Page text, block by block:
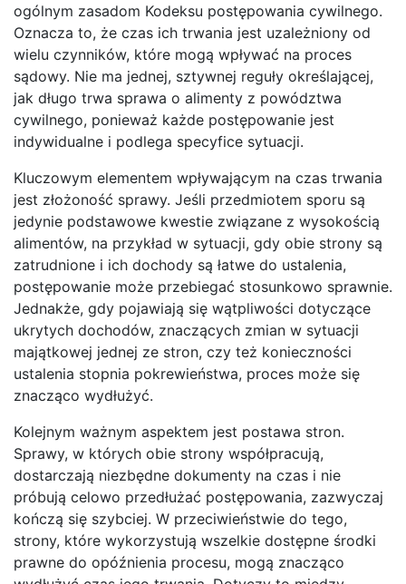
ogólnym zasadom Kodeksu postępowania cywilnego.
Oznacza to, że czas ich trwania jest uzależniony od
wielu czynników, które mogą wpływać na proces
sądowy. Nie ma jednej, sztywnej reguły określającej,
jak długo trwa sprawa o alimenty z powództwa
cywilnego, ponieważ każde postępowanie jest
indywidualne i podlega specyfice sytuacji.
Kluczowym elementem wpływającym na czas trwania
jest złożoność sprawy. Jeśli przedmiotem sporu są
jedynie podstawowe kwestie związane z wysokością
alimentów, na przykład w sytuacji, gdy obie strony są
zatrudnione i ich dochody są łatwe do ustalenia,
postępowanie może przebiegać stosunkowo sprawnie.
Jednakże, gdy pojawiają się wątpliwości dotyczące
ukrytych dochodów, znaczących zmian w sytuacji
majątkowej jednej ze stron, czy też konieczności
ustalenia stopnia pokrewieństwa, proces może się
znacząco wydłużyć.
Kolejnym ważnym aspektem jest postawa stron.
Sprawy, w których obie strony współpracują,
dostarczają niezbędne dokumenty na czas i nie
próbują celowo przedłużać postępowania, zazwyczaj
kończą się szybciej. W przeciwieństwie do tego,
strony, które wykorzystują wszelkie dostępne środki
prawne do opóźnienia procesu, mogą znacząco